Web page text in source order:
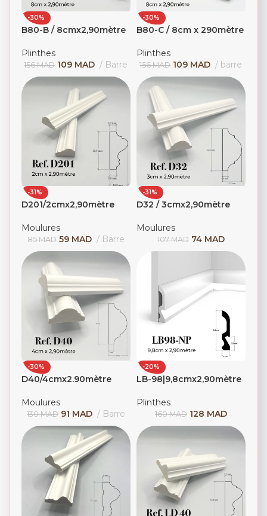
-30%
B80-B / 8cmx2,90mètre
Plinthes
156MAD 109 MAD Barre
-30%
B80-C / 8cm x 290mètre
Plinthes
156MAD 109 MAD barre
-31%
D201/2cmx2,90mètre
Moulures
85MAD 59 MAD Barre
-31%
D32 / 3cmx2,90mètre
Moulures
107MAD 74 MAD
-30%
D40/4cmx2.90mètre
Moulures
130MAD 91 MAD Barre
-20%
LB-98|9,8cmx2,90mètre
Plinthes
160MAD 128 MAD